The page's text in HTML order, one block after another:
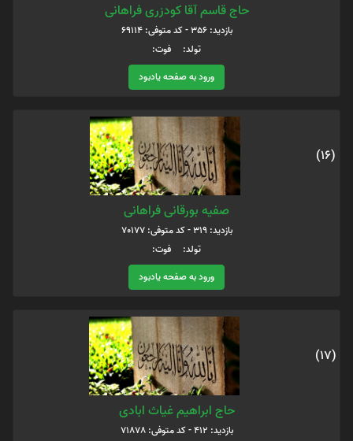
حاج قاسم آقا کودزری فراهانی
بازدید: 356 - کد متوفی: 69114
تولد: فوت:
ورود به صفحه یادبود
(16)
صفیه بورقانی فراهانی
بازدید: 319 - کد متوفی: 70177
تولد: فوت:
ورود به صفحه یادبود
(17)
حاج ابراهیم غیاث ابادی
بازدید: 412 - کد متوفی: 71878